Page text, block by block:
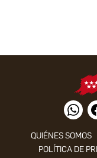
QUIÉNES SOMOS
POLÍTICA DE